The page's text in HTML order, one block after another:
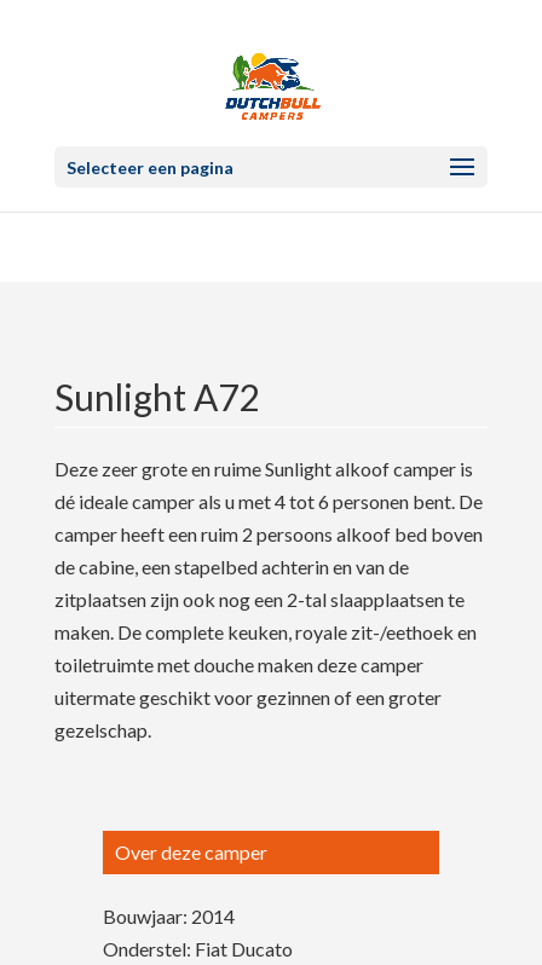
Selecteer een pagina
Sunlight A72
Deze zeer grote en ruime Sunlight alkoof camper is
dé ideale camper als u met 4 tot 6 personen bent. De
camper heeft een ruim 2 persoons alkoof bed boven
de cabine, een stapelbed achterin en van de
zitplaatsen zijn ook nog een 2-tal slaapplaatsen te
maken. De complete keuken, royale zit-/eethoek en
toiletruimte met douche maken deze camper
uitermate geschikt voor gezinnen of een groter
gezelschap.
Over deze camper
Bouwjaar: 2014
Onderstel: Fiat Ducato